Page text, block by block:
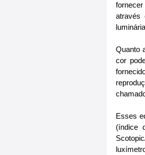
através
Quanto
cor
Esses
(índice